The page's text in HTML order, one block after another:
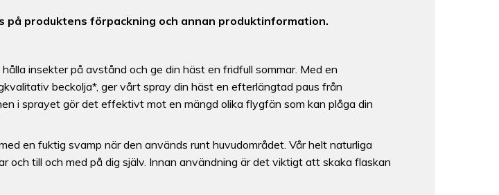
produktens förpackning och annan produktinformation.
insekter på avstånd och ge din häst en fridfull sommar. Med en
beckolja*, ger vårt spray din häst en efterlängtad paus från
i sprayet gör det effektivt mot en mängd olika flygfän som kan plåga din
en fuktig svamp när den används runt huvudområdet. Vår helt naturliga
och till och med på dig själv. Innan användning är det viktigt att skaka flaskan